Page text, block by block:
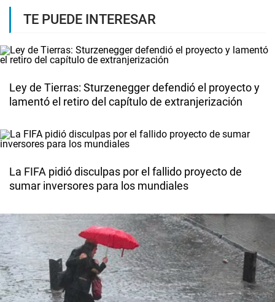
TE PUEDE INTERESAR
Ley de Tierras: Sturzenegger defendió el proyecto y
lamentó el retiro del capítulo de extranjerización
La FIFA pidió disculpas por el fallido proyecto de
sumar inversores para los mundiales